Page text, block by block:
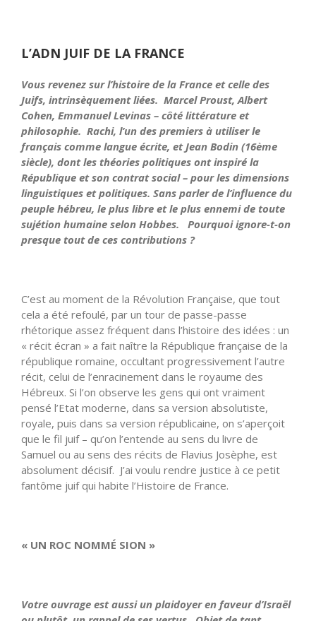
L’ADN JUIF DE LA FRANCE
Vous revenez sur l’histoire de la France et celle des
Juifs, intrinsèquement liées. Marcel Proust, Albert
Cohen, Emmanuel Levinas – côté littérature et
philosophie. Rachi, l’un des premiers à utiliser le
français comme langue écrite, et Jean Bodin (16ème
siècle), dont les théories politiques ont inspiré la
République et son contrat social – pour les dimensions
linguistiques et politiques. Sans parler de l’influence du
peuple hébreu, le plus libre et le plus ennemi de toute
sujétion humaine selon Hobbes. Pourquoi ignore-t-on
presque tout de ces contributions ?
C’est au moment de la Révolution Française, que tout
cela a été refoulé, par un tour de passe-passe
rhétorique assez fréquent dans l’histoire des idées : un
« récit écran » a fait naître la République française de la
république romaine, occultant progressivement l’autre
récit, celui de l’enracinement dans le royaume des
Hébreux. Si l’on observe les gens qui ont vraiment
pensé l’Etat moderne, dans sa version absolutiste,
royale, puis dans sa version républicaine, on s’aperçoit
que le fil juif – qu’on l’entende au sens du livre de
Samuel ou au sens des récits de Flavius Josèphe, est
absolument décisif. J’ai voulu rendre justice à ce petit
fantôme juif qui habite l’Histoire de France.
« UN ROC NOMMÉ SION »
Votre ouvrage est aussi un plaidoyer en faveur d’Israël